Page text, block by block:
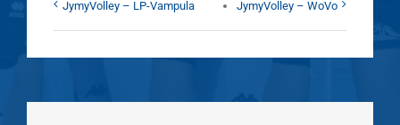
JymyVolley – LP-Vampula JymyVolley – WoVo